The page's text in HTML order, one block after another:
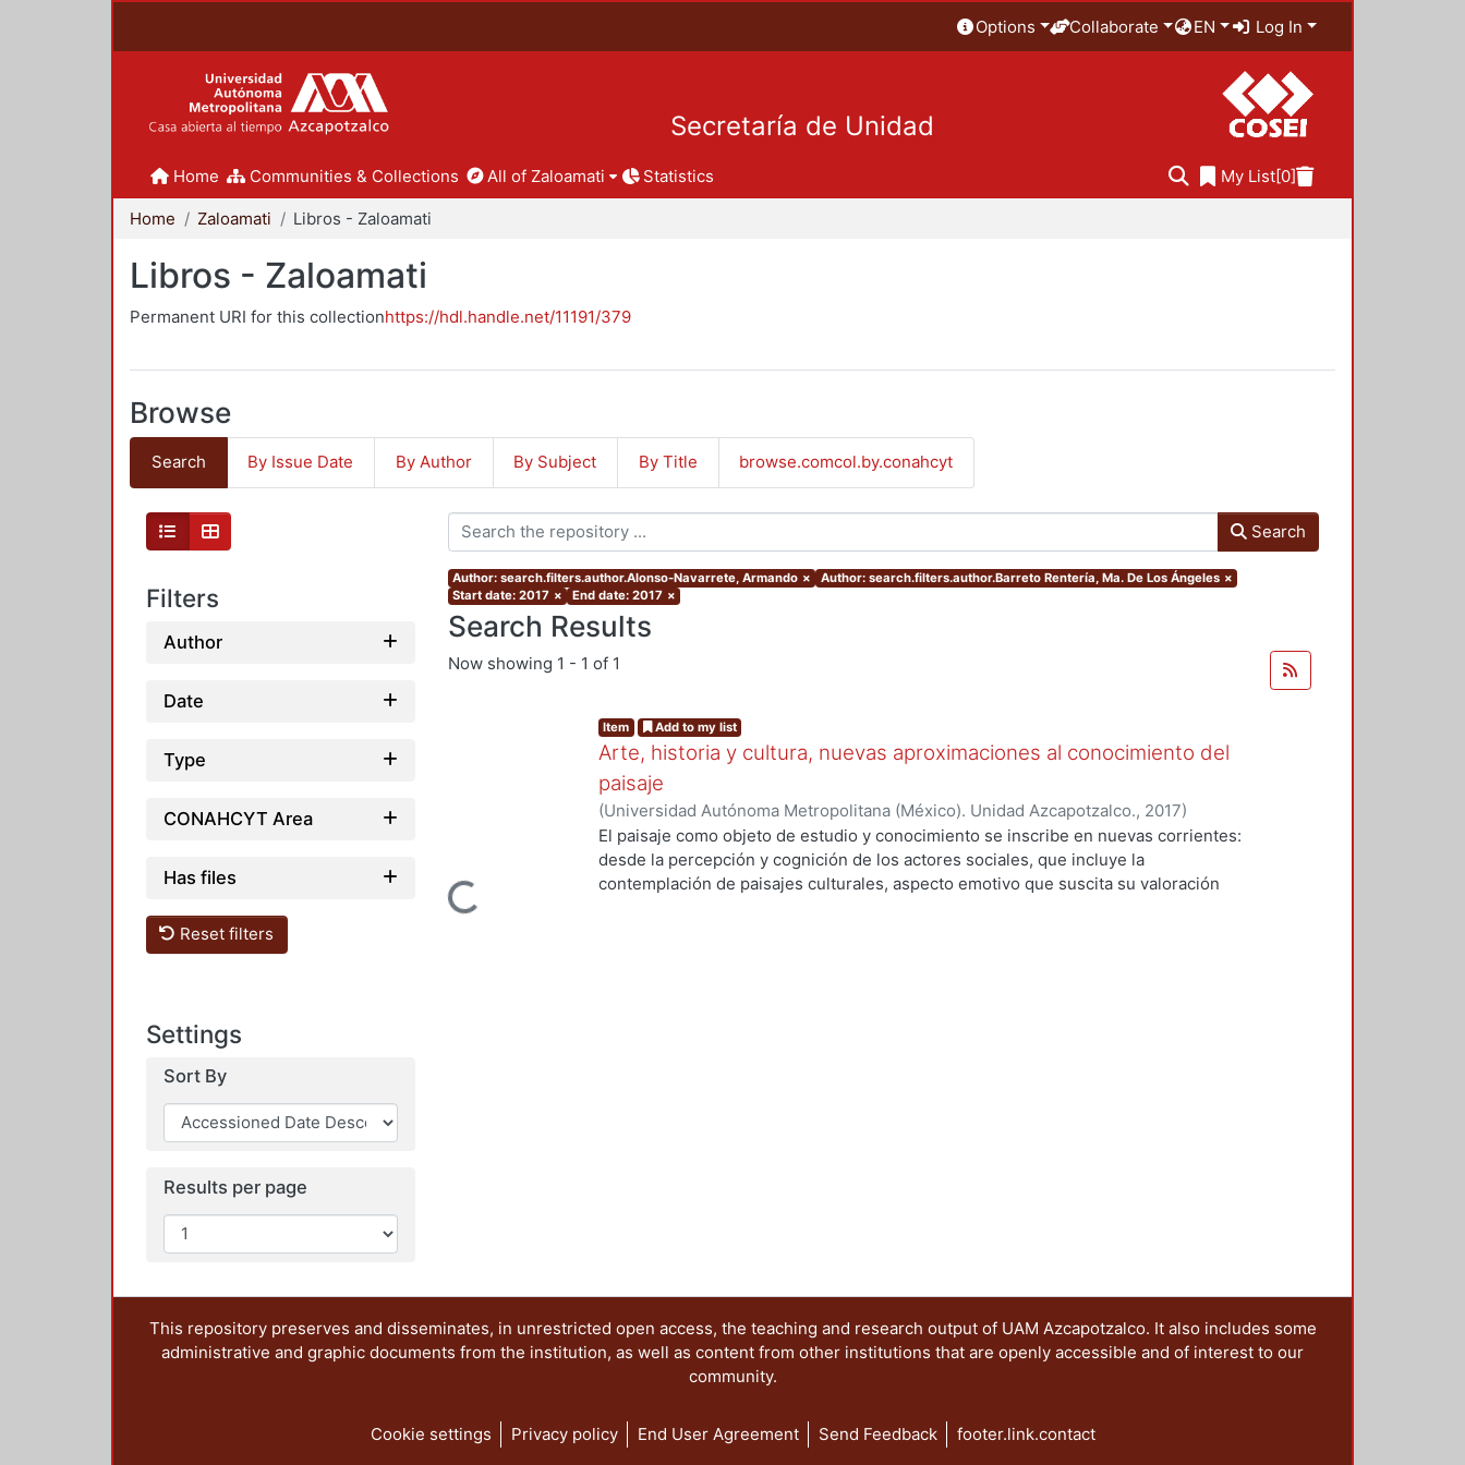
Options Collaborate EN Log In
Secretaría de Unidad
Home Communities & Collections All of Zaloamati Statistics My List[0]
Home Zaloamati Libros - Zaloamati
Libros - Zaloamati
Permanent URI for this collectionhttps://hdl.handle.net/11191/379
Browse
Search By Issue Date By Author By Subject By Title browse.comcol.by.conahcyt
Filters
Author
Date
Type
CONAHCYT Area
Has files
Reset filters
Settings
Sort By
Results per page
Search
Author: search.filters.author.Alonso-Navarrete, Armando × Author: search.filters.author.Barreto Rentería, Ma. De Los Ángeles ×
Start date: 2017 × End date: 2017 ×
Search Results
Now showing 1 - 1 of 1
Loading...
Item Add to my list
Arte, historia y cultura, nuevas aproximaciones al conocimiento del
paisaje
(Universidad Autónoma Metropolitana (México). Unidad Azcapotzalco., 2017)
Martínez Sánchez, Félix Alfonso;Hinojosa De La Garza, Karla María;Alonso-
Navarrete, Armando;Quirarte Castañeda, Vicente;Larrucea Garritz, Amaya
Bertruy, Ramona Isabel;Clavé Almeida, Manuel Martín; Tito Rojo, Jose ;Casares
El paisaje como objeto de estudio y conocimiento se inscribe en nuevas corrientes:
desde la percepción y cognición de los actores sociales, que incluye la
contemplación de paisajes culturales, aspecto emotivo que suscita su valoración
This repository preserves and disseminates, in unrestricted open access, the teaching and research output of UAM Azcapotzalco. It also includes some
administrative and graphic documents from the institution, as well as content from other institutions that are openly accessible and of interest to our
community.
Cookie settings Privacy policy End User Agreement Send Feedback footer.link.contact